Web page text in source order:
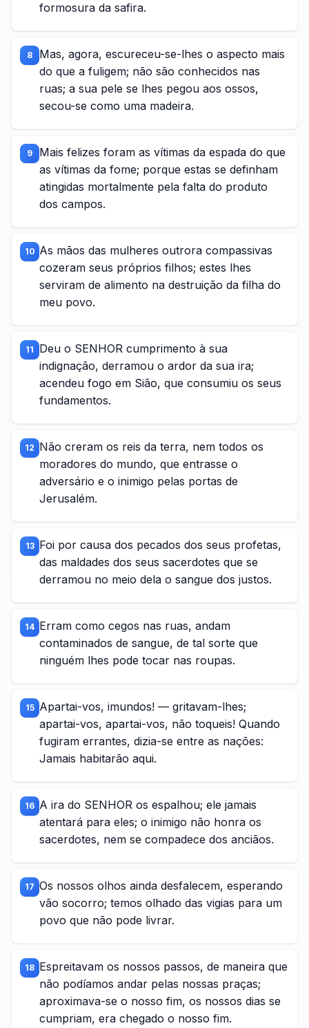
formosura da safira.
8
Mas, agora, escureceu-se-lhes o aspecto mais
do que a fuligem; não são conhecidos nas
ruas; a sua pele se lhes pegou aos ossos,
secou-se como uma madeira.
9
Mais felizes foram as vítimas da espada do que
as vítimas da fome; porque estas se definham
atingidas mortalmente pela falta do produto
dos campos.
10 As mãos das mulheres outrora compassivas
cozeram seus próprios filhos; estes lhes
serviram de alimento na destruição da filha do
meu povo.
11
Deu o SENHOR cumprimento à sua
indignação, derramou o ardor da sua ira;
acendeu fogo em Sião, que consumiu os seus
fundamentos.
12 Não creram os reis da terra, nem todos os
moradores do mundo, que entrasse o
adversário e o inimigo pelas portas de
Jerusalém.
13 Foi por causa dos pecados dos seus profetas,
das maldades dos seus sacerdotes que se
derramou no meio dela o sangue dos justos.
14 Erram como cegos nas ruas, andam
contaminados de sangue, de tal sorte que
ninguém lhes pode tocar nas roupas.
15 Apartai-vos, imundos! — gritavam-lhes;
apartai-vos, apartai-vos, não toqueis! Quando
fugiram errantes, dizia-se entre as nações:
Jamais habitarão aqui.
16 A ira do SENHOR os espalhou; ele jamais
atentará para eles; o inimigo não honra os
sacerdotes, nem se compadece dos anciãos.
17 Os nossos olhos ainda desfalecem, esperando
vão socorro; temos olhado das vigias para um
povo que não pode livrar.
18 Espreitavam os nossos passos, de maneira que
não podíamos andar pelas nossas praças;
aproximava-se o nosso fim, os nossos dias se
cumpriam, era chegado o nosso fim.